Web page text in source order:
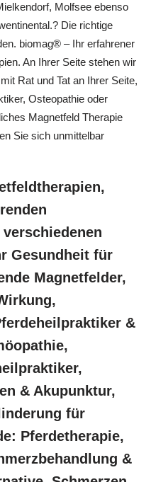
Molfsee ebenso
Die richtige
biomag® – Ihr erfahrener
An Ihrer Seite stehen wir
Rat und Tat an Ihrer Seite,
Osteopathie oder
Magnetfeld Therapie
Sie sich unmittelbar
Gesundheit für
Magnetfelder,
&
& Akupunktur,
für
Pferdetherapie,
&